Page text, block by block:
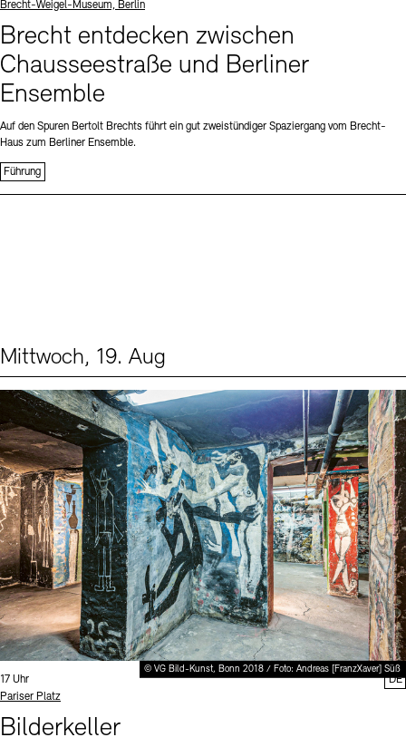
Standort
Brecht-Weigel-Museum, Berlin
Brecht entdecken zwischen
Chausseestraße und Berliner
Ensemble
Auf den Spuren Bertolt Brechts führt ein gut zweistündiger Spaziergang vom Brecht-
Haus zum Berliner Ensemble.
Führung
Mittwoch, 19. Aug
© VG Bild-Kunst, Bonn 2018 / Foto: Andreas [FranzXaver] Süß
Uhrzeit:
17 Uhr
Standort
Pariser Platz
Bilderkeller
DE